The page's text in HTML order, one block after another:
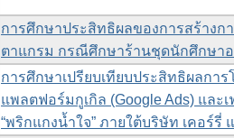
การศึกษาประสิทธิผลของการสร้าง
ตาแกรม กรณีศึกษาร้านชุดนักศึกษา
การศึกษาเปรียบเทียบประสิทธิผลก
แพลตฟอร์มกูเกิล (Google Ads) แล
“พริกแกงน้ำใจ” ภายใต้บริษัท เคอร์รี่